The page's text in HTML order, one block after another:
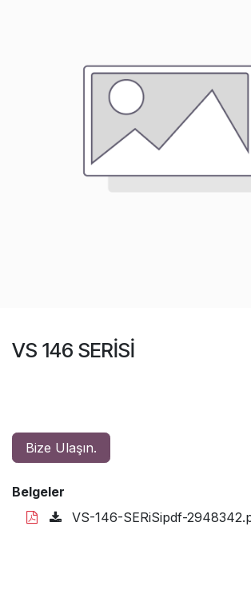
VS 146 SERİSİ
Bize Ulaşın.
Belgeler
VS-146-SERiSipdf-